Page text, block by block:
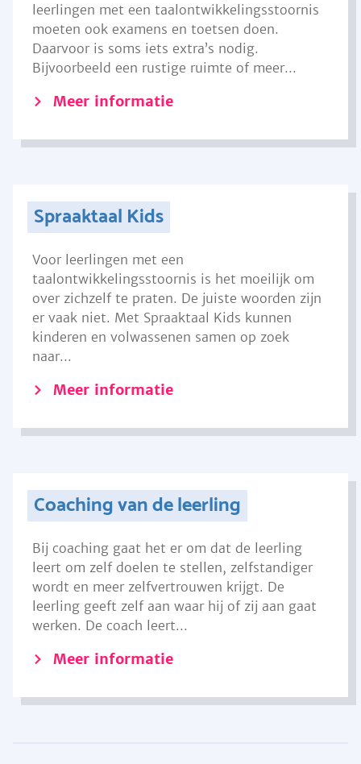
leerlingen met een taalontwikkelingsstoornis
moeten ook examens en toetsen doen.
Daarvoor is soms iets extra’s nodig.
Bijvoorbeeld een rustige ruimte of meer...
Meer informatie
Spraaktaal Kids
Voor leerlingen met een
taalontwikkelingsstoornis is het moeilijk om
over zichzelf te praten. De juiste woorden zijn
er vaak niet. Met Spraaktaal Kids kunnen
kinderen en volwassenen samen op zoek
naar...
Meer informatie
Coaching van de leerling
Bij coaching gaat het er om dat de leerling
leert om zelf doelen te stellen, zelfstandiger
wordt en meer zelfvertrouwen krijgt. De
leerling geeft zelf aan waar hij of zij aan gaat
werken. De coach leert...
Meer informatie